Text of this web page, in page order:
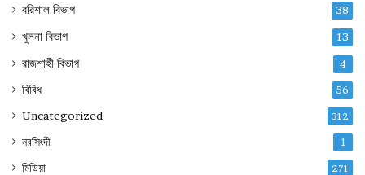
বরিশাল বিভাগ 38
খুলনা বিভাগ 13
রাজশাহী বিভাগ 4
বিবিধ 56
Uncategorized 312
নরসিংদী 1
মিডিয়া 271